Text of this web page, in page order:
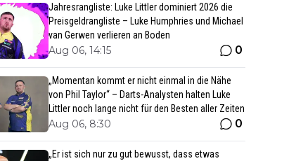
Jahresrangliste: Luke Littler dominiert 2026 die
Preisgeldrangliste – Luke Humphries und Michael
van Gerwen verlieren an Boden
Aug 06, 14:15 0
„Momentan kommt er nicht einmal in die Nähe
von Phil Taylor“ – Darts-Analysten halten Luke
Littler noch lange nicht für den Besten aller Zeiten
Aug 06, 8:30 0
„Er ist sich nur zu gut bewusst, dass etwas